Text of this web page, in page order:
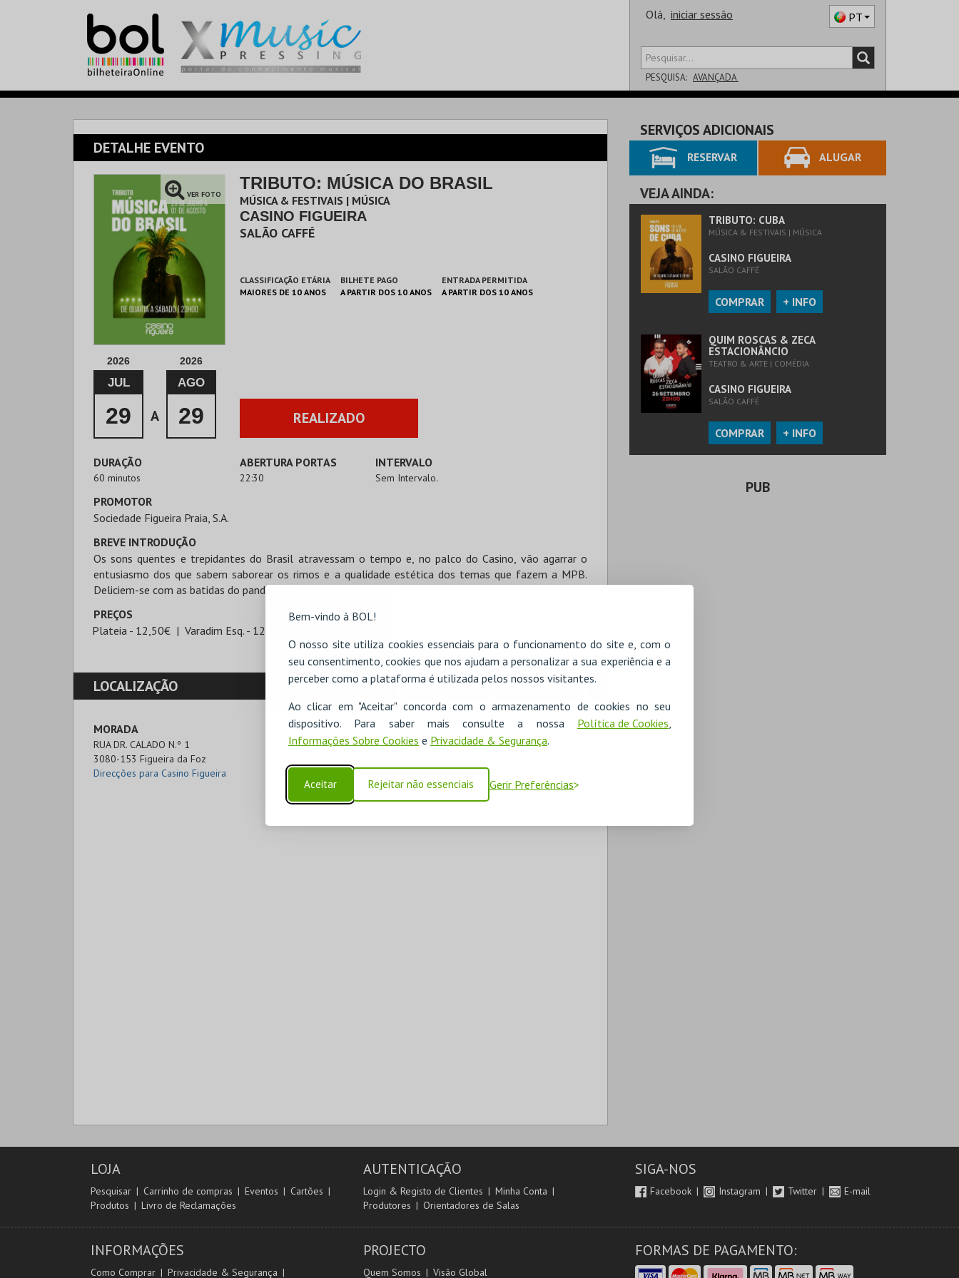
Bem-vindo à BOL!
O nosso site utiliza cookies essenciais para o funcionamento do site e, com o
seu consentimento, cookies que nos ajudam a personalizar a sua experiência e a
perceber como a plataforma é utilizada pelos nossos visitantes.
Ao clicar em "Aceitar" concorda com o armazenamento de cookies no seu
dispositivo. Para saber mais consulte a nossa Política de Cookies,
Informações Sobre Cookies e Privacidade & Segurança.
Aceitar Rejeitar não essenciais Gerir Preferências
Olá, iniciar sessão PT
PESQUISA: AVANÇADA
SALA
DETALHE EVENTO
VER FOTO
TRIBUTO: MÚSICA DO BRASIL
MÚSICA & FESTIVAIS | MÚSICA
CASINO FIGUEIRA
SALÃO CAFFÉ
CLASSIFICAÇÃO ETÁRIA
MAIORES DE 10 ANOS
BILHETE PAGO
A PARTIR DOS 10 ANOS
ENTRADA PERMITIDA
A PARTIR DOS 10 ANOS
2026
JUL
29 A
2026
AGO
29 REALIZADO
DURAÇÃO
60 minutos
ABERTURA PORTAS
22:30
INTERVALO
Sem Intervalo.
PROMOTOR
Sociedade Figueira Praia, S.A.
BREVE INTRODUÇÃO
Os sons quentes e trepidantes do Brasil atravessam o tempo e, no palco do Casino, vão agarrar o
entusiasmo dos que sabem saborear os rimos e a qualidade estética dos temas que fazem a MPB.
Deliciem-se com as batidas do pandeiro.
PREÇOS
Plateia - 12,50€
Varadim Esq. - 12,50€
LOCALIZAÇÃO RESERVAR HOTEL ALUGAR VIATURA
MORADA
RUA DR. CALADO N.º 1
3080-153 Figueira da Foz
Direcções para Casino Figueira
SERVIÇOS ADICIONAIS
RESERVAR ALUGAR
VEJA AINDA:
TRIBUTO: CUBA
MÚSICA & FESTIVAIS | MÚSICA
CASINO FIGUEIRA
SALÃO CAFFÉ
COMPRAR + INFO
QUIM ROSCAS & ZECA
ESTACIONÂNCIO
TEATRO & ARTE | COMÉDIA
CASINO FIGUEIRA
SALÃO CAFFÉ
COMPRAR + INFO
PUB
LOJA
Pesquisar Carrinho de compras Eventos
Cartões
Produtos
Livro de Reclamações
AUTENTICAÇÃO
Login & Registo de Clientes
Minha Conta
Produtores
Orientadores de Salas
SIGA-NOS
Facebook Instagram Twitter E-mail
INFORMAÇÕES
Como Comprar Privacidade & Segurança
PROJECTO
Quem Somos Visão Global
FORMAS DE PAGAMENTO: